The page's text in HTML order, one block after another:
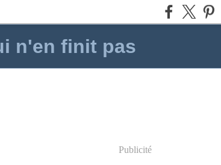
n'en finit pas
Publicité